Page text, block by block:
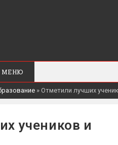
МЕНЮ
» Отметили лучших
учеников и